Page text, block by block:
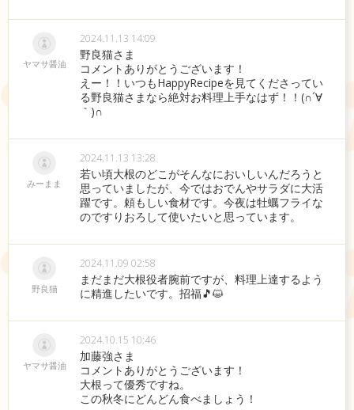
ヤマサ醤油
2024.11.13 14:09
野良猫さま
コメントありがとうございます！
えー！！いつもHappyRecipeを見てくださってい
る野良猫さまなら絶対お料理上手なはず！！(∩´∀
｀)∩
みーまま
2024.11.13 13:28
若い頃大根のどこがそんなにおいしいんだろうと
思っていましたが、今ではおでんやサラダに大活
躍です。頼もしい食材です。今夜は牡蠣フライな
のですりおろして使いたいと思っています。
野良猫
2024.11.09 02:58
まだまだ大根役者腕前ですが、料理上達するよう
に精進したいです。招福🎵😺
ヤマサ醤油
2024.10.15 10:46
加藤強さま
コメントありがとうございます！
大根って優秀ですね。
この秋冬にどんどん食べましょう！